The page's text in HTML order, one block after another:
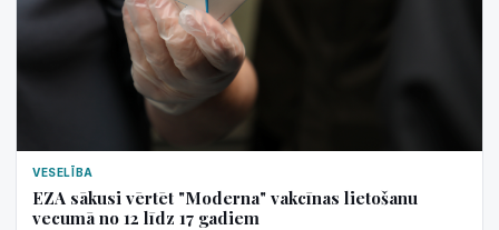
VESELĪBA
EZA sākusi vērtēt "Moderna" vakcīnas lietošanu
vecumā no 12 līdz 17 gadiem